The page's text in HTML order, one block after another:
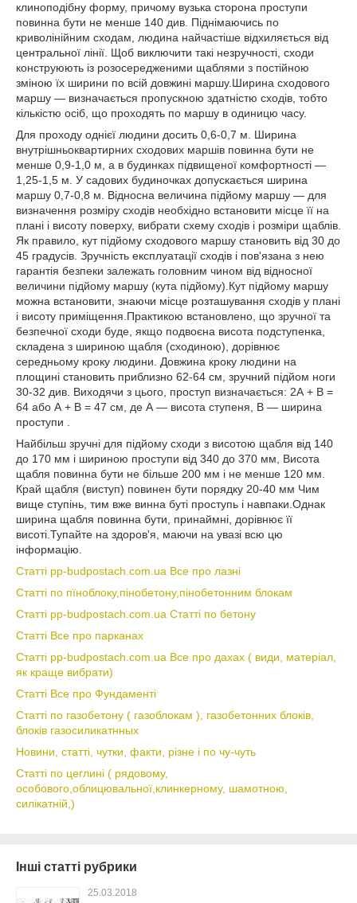
клиноподібну форму, причому вузька сторона проступи
повинна бути не менше 140 див. Піднімаючись по
криволінійним сходам, людина найчастіше відхиляється від
центральної лінії. Щоб виключити такі незручності, сходи
конструюють із розосередженими щаблями з постійною
зміною їх ширини по всій довжині маршу.Ширина сходового
маршу ― визначається пропускною здатністю сходів, тобто
кількістю осіб, що проходять по маршу в одиницю часу.
Для проходу однієї людини досить 0,6-0,7 м. Ширина
внутрішньоквартирних сходових маршів повинна бути не
менше 0,9-1,0 м, а в будинках підвищеної комфортності ―
1,25-1,5 м. У садових будиночках допускається ширина
маршу 0,7-0,8 м. Відносна величина підйому маршу ― для
визначення розміру сходів необхідно встановити місце її на
плані і висоту поверху, вибрати схему сходів і розміри щаблів.
Як правило, кут підйому сходового маршу становить від 30 до
45 градусів. Зручність експлуатації сходів і пов'язана з нею
гарантія безпеки залежать головним чином від відносної
величини підйому маршу (кута підйому).Кут підйому маршу
можна встановити, знаючи місце розташування сходів у плані
і висоту приміщення.Практикою встановлено, що зручної та
безпечної сходи буде, якщо подвоєна висота подступенка,
складена з шириною щабля (сходиною), дорівнює
середньому кроку людини. Довжина кроку людини на
площині становить приблизно 62-64 см, зручний підйом ноги
30-32 див. Виходячи з цього, проступ визначається: 2А + В =
64 або А + В = 47 см, де А ― висота ступеня, В ― ширина
проступи .
Найбільш зручні для підйому сходи з висотою щабля від 140
до 170 мм і шириною проступи від 340 до 370 мм, Висота
щабля повинна бути не більше 200 мм і не менше 120 мм.
Край щабля (виступ) повинен бути порядку 20-40 мм Чим
вище ступінь, тим вже винна буті проступь і навпаки.Однак
ширина щабля повинна бути, принаймні, дорівнює її
висоті.Тупайте на здоров'я, маючи на увазі всю цю
інформацію.
Статті pp-budpostach.com.ua Все про лазні
Статті по пїноблоку,пінобетону,пінобетонним блокам
Статті pp-budpostach.com.ua Статті по бетону
Статті Все про парканах
Статті pp-budpostach.com.ua Все про дахах ( види, матеріал,
як краще вибрати)
Статті Все про Фундаменті
Статті по газобетону ( газоблокам ), газобетонних блоків,
блоків газосиликатнных
Новини, статті, чутки, факти, різне і по чу-чуть
Статті по цеглині ( рядовому,
особового,облицювальної,клинкерному, шамотною,
силікатній,)
Інші статті рубрики
25.03.2018